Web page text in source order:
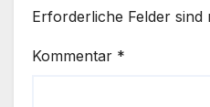
Erforderliche Felder sind
Kommentar *